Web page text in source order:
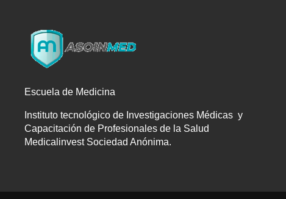
Escuela de Medicina
Instituto tecnológico de Investigaciones Médicas y
Capacitación de Profesionales de la Salud
Medicalinvest Sociedad Anónima.